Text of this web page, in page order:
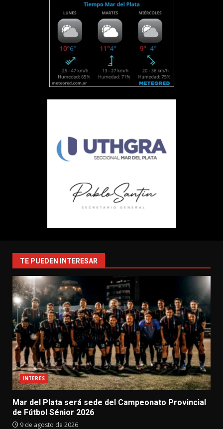
TE PUEDEN INTERESAR
INTERES
Mar del Plata será sede del Campeonato Provincial
de Fútbol Sénior 2026
9 de agosto de 2026